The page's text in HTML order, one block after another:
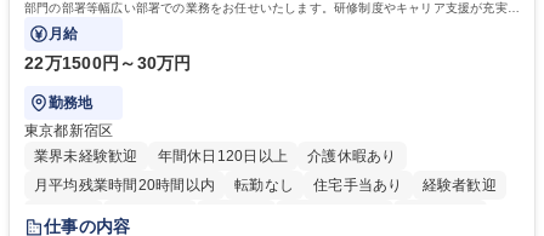
部門の部署等幅広い部署での業務をお任せいたします。研修制度やキャリア支援が充実し
ております！ ※下記業務詳細
月給
22万1500円～30万円
勤務地
東京都新宿区
業界未経験歓迎
年間休日120日以上
介護休暇あり
月平均残業時間20時間以内
転勤なし 住宅手当あり
経験者歓迎
研修あり
退職金あり
仕事の内容